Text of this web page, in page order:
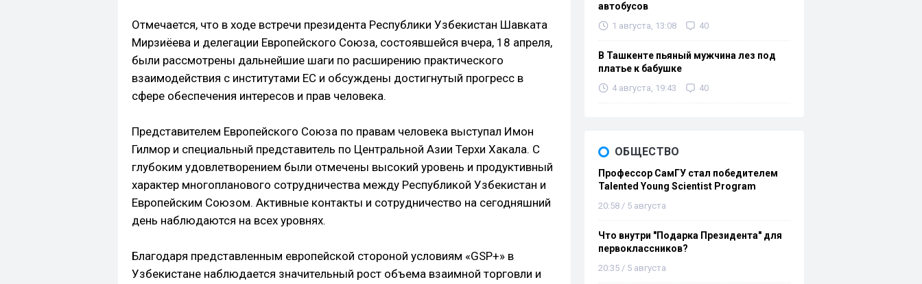
Отмечается, что в ходе встречи президента Республики Узбекистан Шавката
Мирзиёева и делегации Европейского Союза, состоявшейся вчера, 18 апреля,
были рассмотрены дальнейшие шаги по расширению практического
взаимодействия с институтами ЕС и обсуждены достигнутый прогресс в
сфере обеспечения интересов и прав человека.
Представителем Европейского Союза по правам человека выступал Имон
Гилмор и специальный представитель по Центральной Азии Терхи Хакала. С
глубоким удовлетворением были отмечены высокий уровень и продуктивный
характер многопланового сотрудничества между Республикой Узбекистан и
Европейским Союзом. Активные контакты и сотрудничество на сегодняшний
день наблюдаются на всех уровнях.
Благодаря представленным европейской стороной условиям «GSP+» в
Узбекистане наблюдается значительный рост объема взаимной торговли и
автобусов
1 августа, 13:08 40
В Ташкенте пьяный мужчина лез под
платье к бабушке
4 августа, 19:43 40
ОБЩЕСТВО
Профессор СамГУ стал победителем
Talented Young Scientist Program
20:58 / 5 августа
Что внутри "Подарка Президента" для
первоклассников?
20:35 / 5 августа